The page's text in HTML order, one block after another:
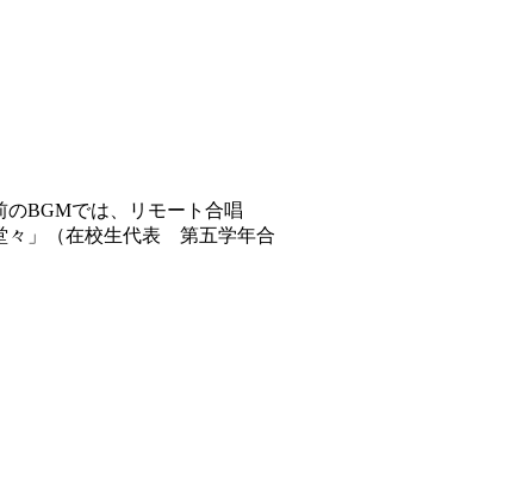
BGMでは、リモート合唱
々」（在校生代表 第五学年合